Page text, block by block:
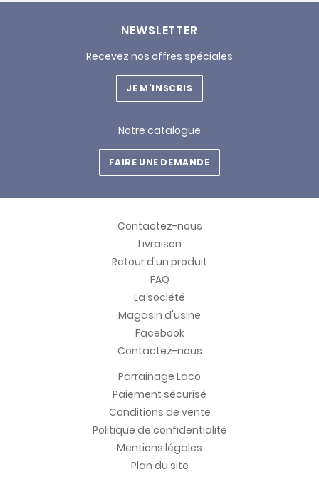
NEWSLETTER
Recevez nos offres spéciales
JE M'INSCRIS
Notre catalogue
FAIRE UNE DEMANDE
Contactez-nous
Livraison
Retour d'un produit
FAQ
La société
Magasin d'usine
Facebook
Contactez-nous
Parrainage Laco
Paiement sécurisé
Conditions de vente
Politique de confidentialité
Mentions légales
Plan du site